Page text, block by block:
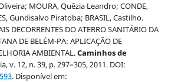
MOURA, Quêzia Leandro; CONDE,
Gundisalvo Piratoba; BRASIL, Castilho.
DECORRENTES DO ATERRO SANITÁRIO DA
DE BELÉM-PA: APLICAÇÃO DE
AMBIENTAL.Caminhos de
v. 12, n. 39, p. 297–305, 2011. DOI:
. Disponível em: